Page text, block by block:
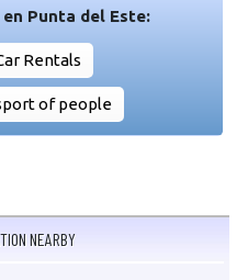
Punta del Este:
Rentals
of people
NEARBY